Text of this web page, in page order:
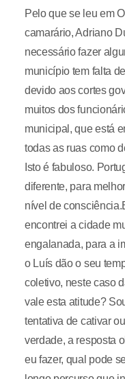
Pelo que se leu em
camarário, Adriano
necessário fazer
município tem falta
devido aos cortes
muitos dos
municipal, que está
todas as ruas como
Isto é fabuloso.
diferente, para
nível de
encontrei a cidade
engalanada, para a
o Luís dão o seu
coletivo, neste caso
vale esta atitude?
tentativa de cativar
verdade, a resposta
eu fazer, qual pode